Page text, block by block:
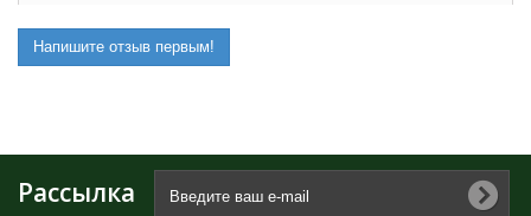
Напишите отзыв первым!
Рассылка